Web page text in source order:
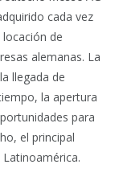
cada vez
de
alemanas. La
llegada de
la apertura
para
el principal